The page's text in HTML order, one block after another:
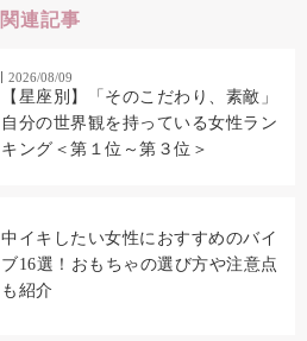
関連記事
2026/08/09
【星座別】「そのこだわり、素敵」
自分の世界観を持っている女性ラン
キング＜第１位～第３位＞
中イキしたい女性におすすめのバイ
ブ16選！おもちゃの選び方や注意点
も紹介